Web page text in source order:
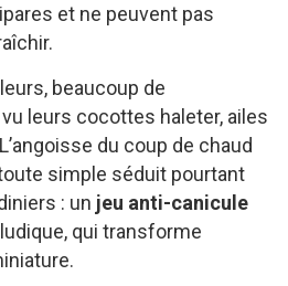
et ne peuvent pas
beaucoup de
leurs cocottes haleter, ailes
du coup de chaud
simple séduit pourtant
: un jeu anti-canicule
qui transforme